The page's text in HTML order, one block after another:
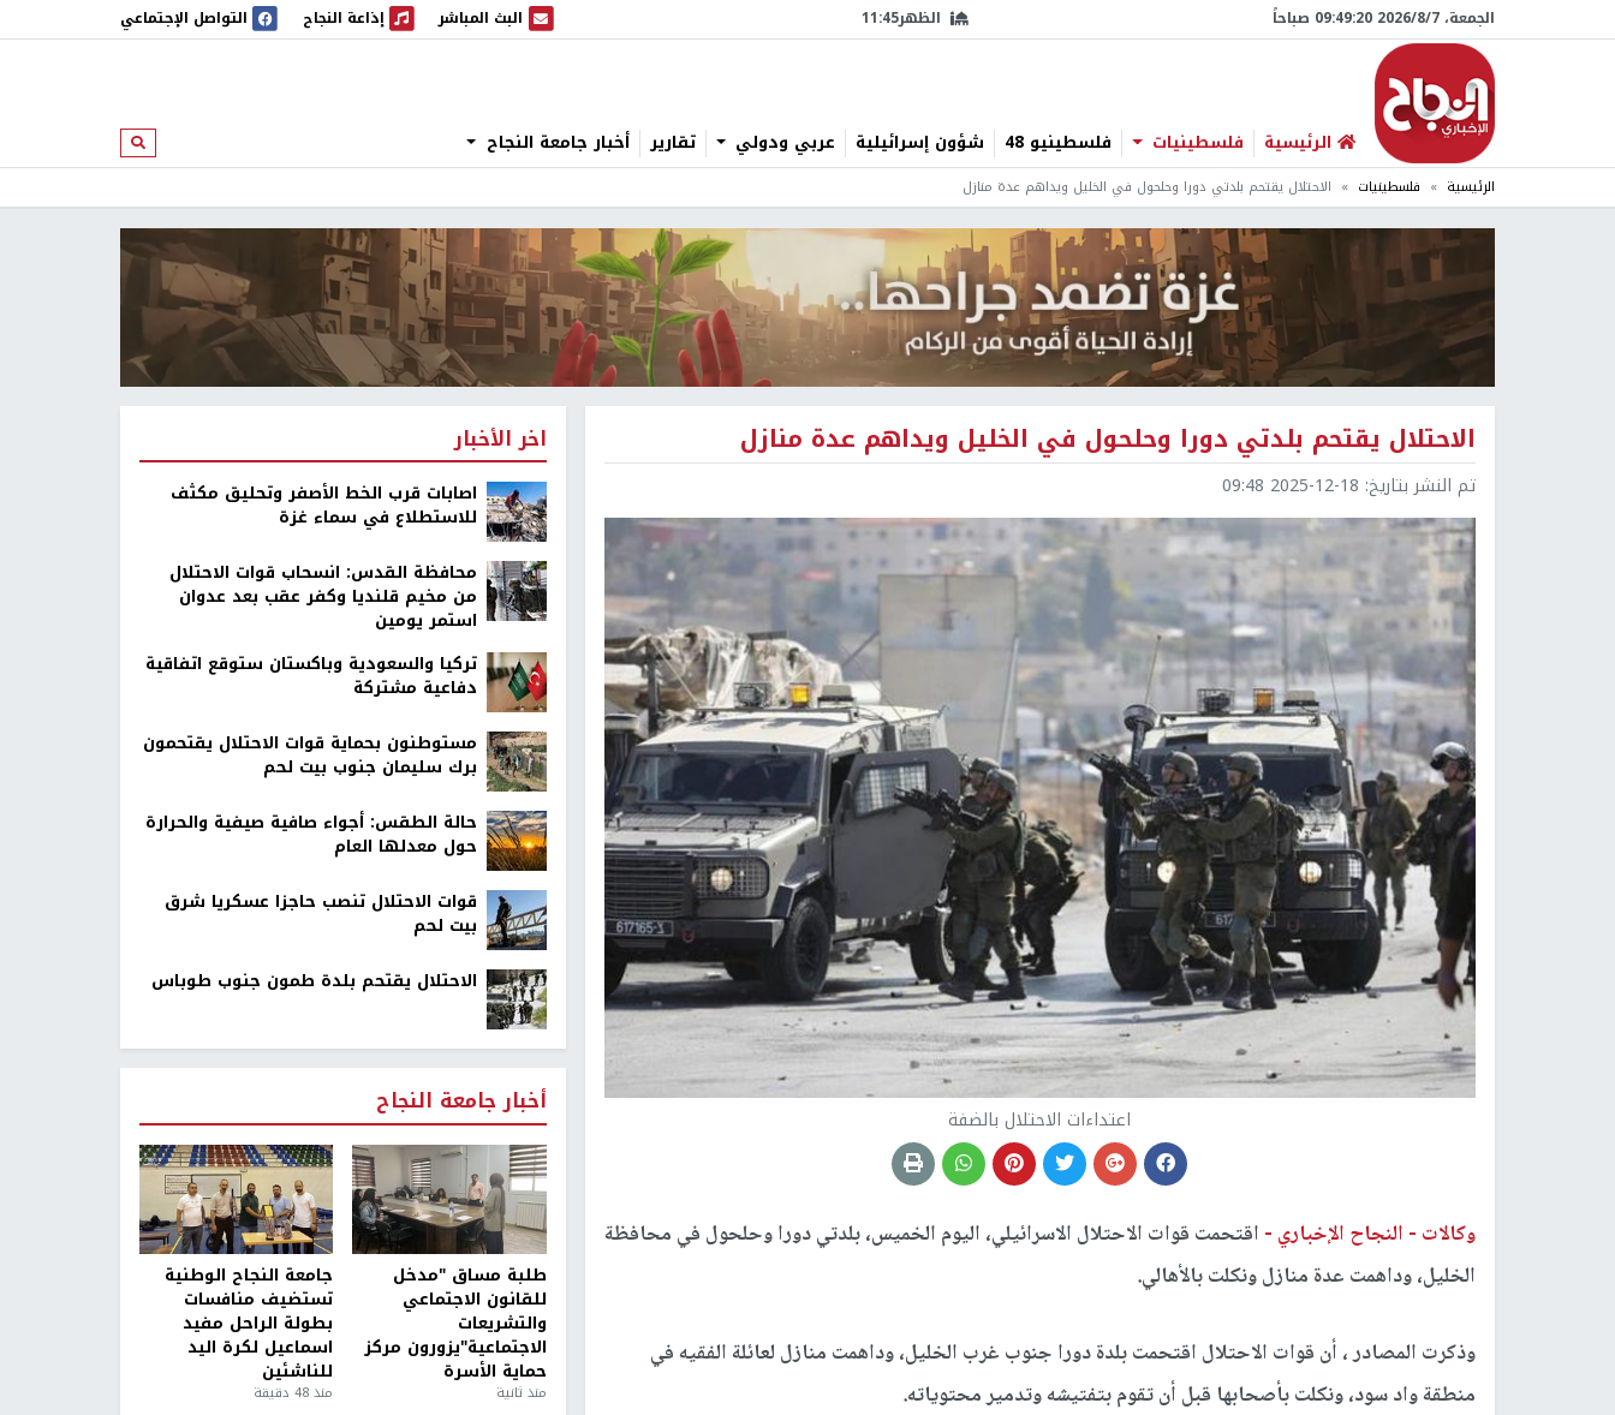
الجمعة، 7/‏8/‏2026 09:49:21 صباحاً الظهر11:45 البث المباشر
البث المباشر إذاعة النجاح
إذاعة النجاح التواصل الإجتماعي
الرئيسية فلسطينيات فلسطينيو 48 شؤون إسرائيلية عربي ودولي تقارير أخبار جامعة النجاح ابحث
الرئيسية فلسطينيات الاحتلال يقتحم بلدتي دورا وحلحول في الخليل ويداهم عدة منازل
الاحتلال يقتحم بلدتي دورا وحلحول في الخليل ويداهم عدة منازل
تم النشر بتاريخ: 2025-12-18 09:48
اعتداءات الاحتلال بالضفة
وكالات - النجاح الإخباري - اقتحمت قوات الاحتلال الاسرائيلي، اليوم الخميس، بلدتي دورا وحلحول في محافظة
الخليل، وداهمت عدة منازل ونكلت بالأهالي.
وذكرت المصادر ، أن قوات الاحتلال اقتحمت بلدة دورا جنوب غرب الخليل، وداهمت منازل لعائلة الفقيه في
منطقة واد سود، ونكلت بأصحابها قبل أن تقوم بتفتيشه وتدمير محتوياته.
اخر الأخبار
اصابات قرب الخط الأصفر وتحليق مكثف
للاستطلاع في سماء غزة
محافظة القدس: انسحاب قوات الاحتلال
من مخيم قلنديا وكفر عقب بعد عدوان
استمر يومين
تركيا والسعودية وباكستان ستوقع اتفاقية
دفاعية مشتركة
مستوطنون بحماية قوات الاحتلال يقتحمون
برك سليمان جنوب بيت لحم
حالة الطقس: أجواء صافية صيفية والحرارة
حول معدلها العام
قوات الاحتلال تنصب حاجزا عسكريا شرق
بيت لحم
الاحتلال يقتحم بلدة طمون جنوب طوباس
أخبار جامعة النجاح
طلبة مساق "مدخل
للقانون الاجتماعي
والتشريعات
الاجتماعية"يزورون مركز
حماية الأسرة
منذ ثانية
جامعة النجاح الوطنية
تستضيف منافسات
بطولة الراحل مفيد
اسماعيل لكرة اليد
للناشئين
منذ 48 دقيقة